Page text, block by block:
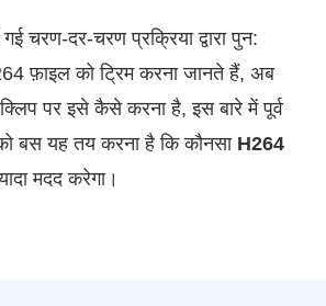
चरण-दर-चरण प्रक्रिया द्वारा पुन:
फ़ाइल को ट्रिम करना जानते हैं, अब
पर इसे कैसे करना है, इस बारे में पूर्व
बस यह तय करना है कि कौनसा H264
मदद करेगा।